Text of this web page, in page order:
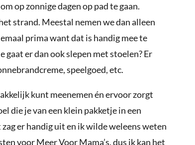
op zonnige dagen op pad te gaan.
strand. Meestal nemen we dan alleen
prima want dat is handig mee te
er dan ook slepen met stoelen? Er
speelgoed, etc.
kunt meenemen én ervoor zorgt
die je van een klein pakketje in een
er handig uit en ik wilde weleens weten
voor Meer Voor Mama’s, dus ik kan het